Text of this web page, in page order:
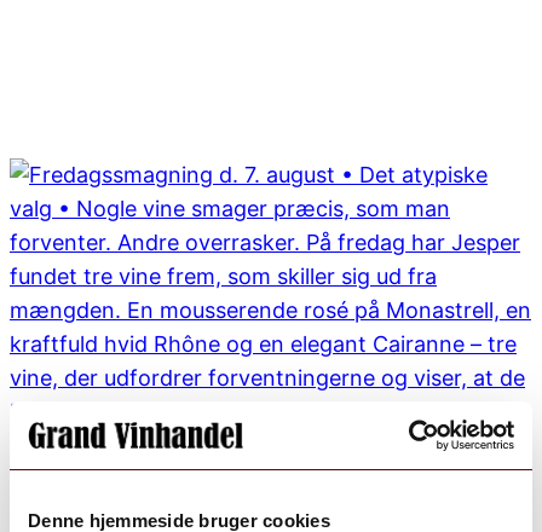
Denne hjemmeside bruger cookies